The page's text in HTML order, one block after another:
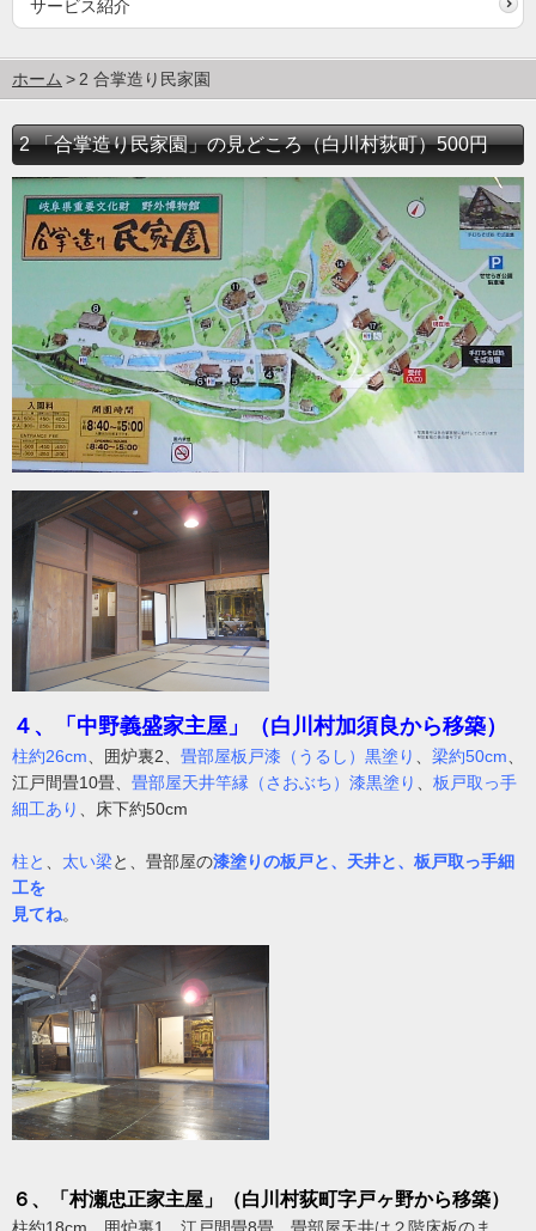
サービス紹介
ホーム 2 合掌造り民家園
2 「合掌造り民家園」の見どころ（白川村荻町）500円
４、「中野義盛家主屋」（白川村加須良から移築）
柱約26cm 、囲炉裏2、 畳部屋板戸漆（うるし）黒塗り 梁約50cm
江戸間畳10畳、 畳部屋天井竿縁（さおぶち）漆黒塗り
板戸取っ手
細工あり
、床下約50cm
柱と 太い梁と、畳部屋の漆塗りの板戸と、天井と、板戸取っ手細
工を
見てね。
６、「村瀬忠正家主屋」（白川村荻町字戸ヶ野から移築）